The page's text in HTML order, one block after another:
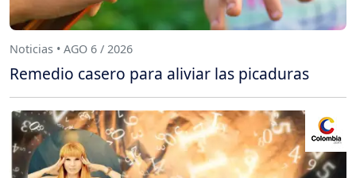
Noticias • AGO 6 / 2026
Remedio casero para aliviar las picaduras